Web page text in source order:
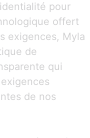
pour
offert
exigences, Myla
de
qui
de nos